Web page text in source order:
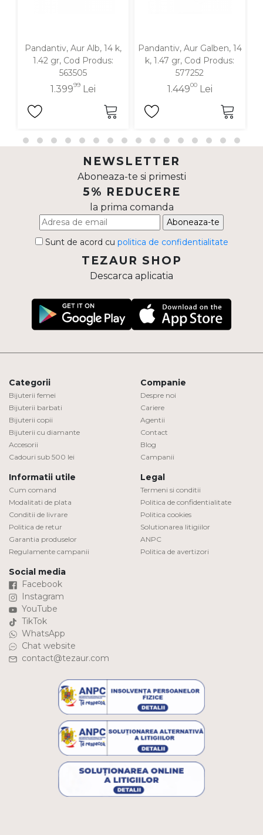
Pandantiv, Aur Alb, 14 k,
1.42 gr, Cod Produs:
563505
1.39999Lei
Pandantiv, Aur Galben, 14
k, 1.47 gr, Cod Produs:
577252
1.44900Lei
NEWSLETTER
Aboneaza-te si primesti
5% REDUCERE
la prima comanda
Aboneaza-te
Sunt de acord cu politica de confidentialitate
TEZAUR SHOP
Descarca aplicatia
Categorii
Bijuterii femei
Bijuterii barbati
Bijuterii copii
Bijuterii cu diamante
Accesorii
Cadouri sub 500 lei
Companie
Despre noi
Cariere
Agentii
Contact
Blog
Campanii
Informatii utile
Cum comand
Modalitati de plata
Conditii de livrare
Politica de retur
Garantia produselor
Regulamente campanii
Legal
Termeni si conditii
Politica de confidentialitate
Politica cookies
Solutionarea litigiilor
ANPC
Politica de avertizori
Social media
Facebook
Instagram
YouTube
TikTok
WhatsApp
Chat website
contact@tezaur.com